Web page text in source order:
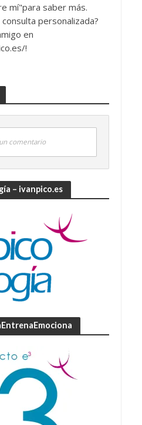
mí"para saber más.
personalizada?
en
!
comentario
– ivanpico.es